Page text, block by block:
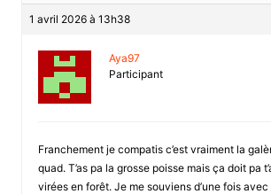
1 avril 2026 à 13h38
Aya97
Participant
Franchement je compatis c’est vraiment la
quad. T’as pa la grosse poisse mais ça doit pa
virées en forêt. Je me souviens d’une fois